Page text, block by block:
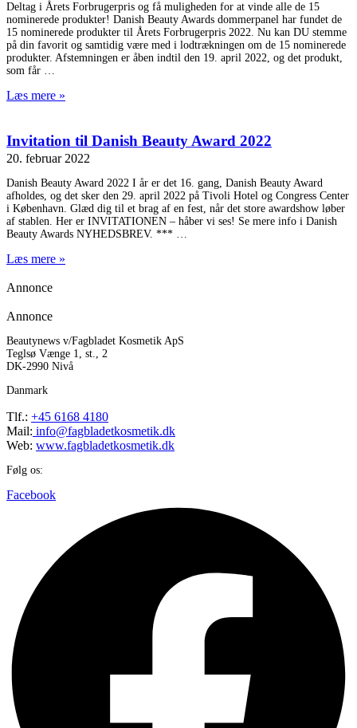
Deltag i Årets Forbrugerpris og få muligheden for at vinde alle de 15
nominerede produkter! Danish Beauty Awards dommerpanel har fundet de
15 nominerede produkter til Årets Forbrugerpris 2022. Nu kan DU stemme
på din favorit og samtidig være med i lodtrækningen om de 15 nominerede
produkter. Afstemningen er åben indtil den 19. april 2022, og det produkt,
som får
Læs mere »
Invitation til Danish Beauty Award 2022
20. februar 2022
Danish Beauty Award 2022 I år er det 16. gang, Danish Beauty Award
afholdes, og det sker den 29. april 2022 på Tivoli Hotel og Congress Center
i København. Glæd dig til et brag af en fest, når det store awardshow løber
af stablen. Her er INVITATIONEN – håber vi ses! Se mere info i Danish
Beauty Awards NYHEDSBREV. ***
Læs mere »
Annonce
Annonce
Beautynews v/Fagbladet Kosmetik ApS
Teglsø Vænge 1, st., 2
DK-2990 Nivå
Danmark
Tlf.: +45 6168 4180
Mail: info@fagbladetkosmetik.dk
Web: www.fagbladetkosmetik.dk
Følg os:
Facebook